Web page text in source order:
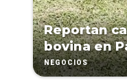
Reportan
bovina en
NEGOCIOS